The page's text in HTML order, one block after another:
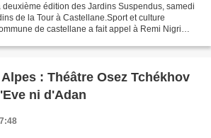
édition des Jardins Suspendus, samedi
de la Tour à Castellane.Sport et culture
de castellane a fait appel à Remi Nigri
Tchékhov
ni d'Adan